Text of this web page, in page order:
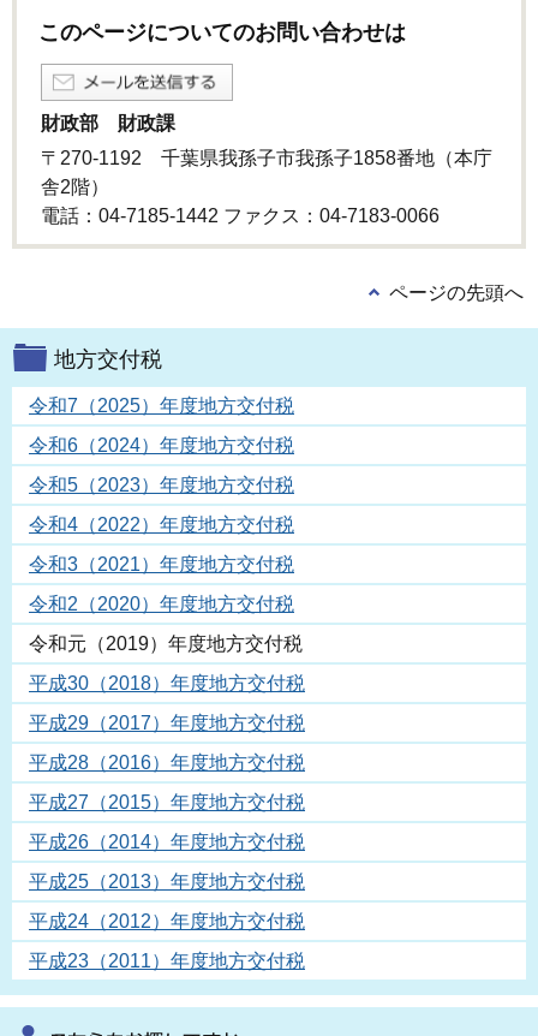
このページについてのお問い合わせは
財政部 財政課
〒270-1192 千葉県我孫子市我孫子1858番地（本庁
舎2階）
電話：04-7185-1442 ファクス：04-7183-0066
ページの先頭へ
地方交付税
令和7（2025）年度地方交付税
令和6（2024）年度地方交付税
令和5（2023）年度地方交付税
令和4（2022）年度地方交付税
令和3（2021）年度地方交付税
令和2（2020）年度地方交付税
令和元（2019）年度地方交付税
平成30（2018）年度地方交付税
平成29（2017）年度地方交付税
平成28（2016）年度地方交付税
平成27（2015）年度地方交付税
平成26（2014）年度地方交付税
平成25（2013）年度地方交付税
平成24（2012）年度地方交付税
平成23（2011）年度地方交付税